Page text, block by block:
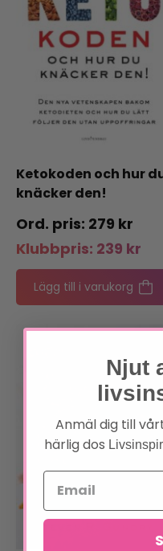
Ketokoden och hur
knäcker den!
279 kr
Klubbpris: 239 kr
Lägg till i varukorg
Njut
Anmäl dig till
härlig dos